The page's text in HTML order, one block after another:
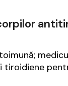
tiroidiene